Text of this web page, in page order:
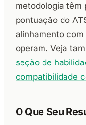
metodologia têm
pontuação do
alinhamento
operam. Veja
seção de
compatibilidade
O Que Seu